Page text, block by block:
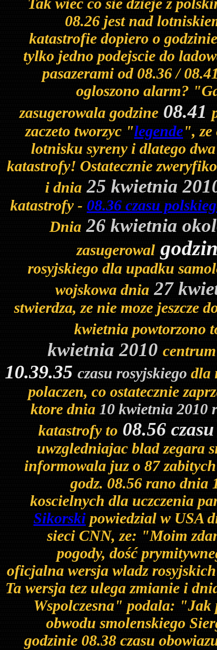
Tak wiec co sie dzieje z
08.26 jest nad
katastrofie dopiero o
tylko jedno podejscie do
pasazerami od 08.36 /
ogloszono alarm?
zasugerowala godzine 08.41
zaczeto tworzyc "legende", ze
lotnisku syreny i dlatego
katastrofy! Ostatecznie
i dnia 25 kwietnia
katastrofy - 08.36 czasu
Dnia 26 kwietnia
zasugerowal
rosyjskiego dla upadku
wojskowa dnia 27
stwierdza, ze nie moze jeszcze
kwietnia powtorzono
kwietnia 2010
10.39.35 czasu rosyjskiego dla
polaczen, co ostatecznie
ktore dnia 10 kwietnia 2010
katastrofy to 08.56
uwzgledniajac blad zegara
informowala juz o 87
godz. 08.56 rano dnia
koscielnych dla uczczenia
Sikorski powiedzial w USA
sieci CNN, ze: "Moim
pogody, dość
oficjalna wersja wladz
Ta wersja tez ulega zmianie i
Wspolczesna" podala:
obwodu smolenskiego
godzinie 08.38 czasu